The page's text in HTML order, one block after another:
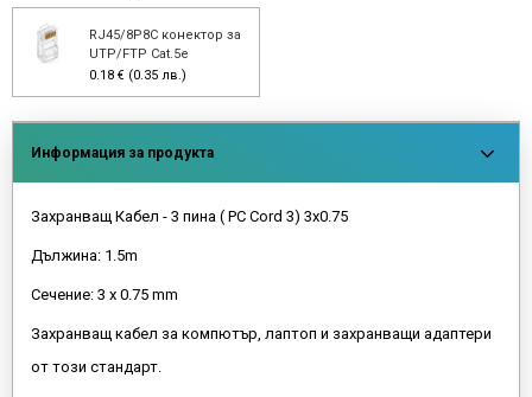
RJ45/8P8C конектор за
UTP/FTP Cat.5e
0.18 € (0.35 лв.)
Информация за продукта
Захранващ Кабел - 3 пина ( PC Cord 3) 3x0.75
Дължина: 1.5m
Сечение: 3 x 0.75 mm
Захранващ кабел за компютър, лаптоп и захранващи адаптери
от този стандарт.